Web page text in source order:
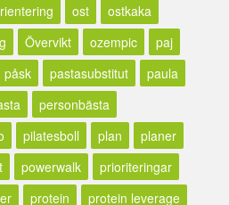
ost
ostkaka
Övervikt ozempic
paj
påsk pastasubstitut
paula
personbästa
pilatesboll plan
planer
powerwalk
prioriteringar
protein
protein leverage